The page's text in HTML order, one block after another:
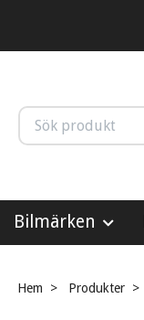
Bilmärken
Hem Produkter